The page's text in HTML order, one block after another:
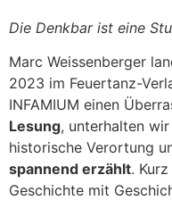
Die Denkbar ist eine
Marc Weissenberger
2023 im Feuertanz-
INFAMIUM einen
Lesung, unterhalten
historische Verortung
spannend erzählt.
Geschichte mit